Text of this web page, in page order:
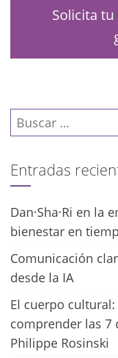
Solicita
Buscar:
Entradas
Dan·Sha·Ri en la
bienestar en
Comunicación
desde la IA
El cuerpo
comprender las 7
Philippe Rosinski